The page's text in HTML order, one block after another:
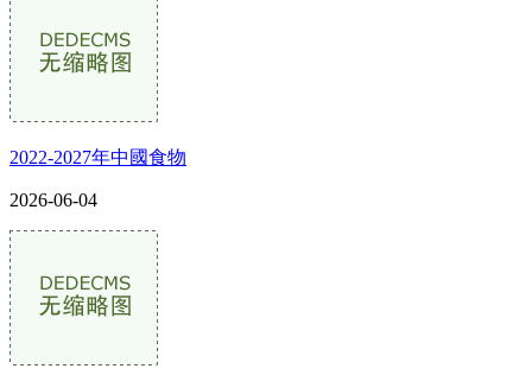
2022-2027年中國食物
2026-06-04